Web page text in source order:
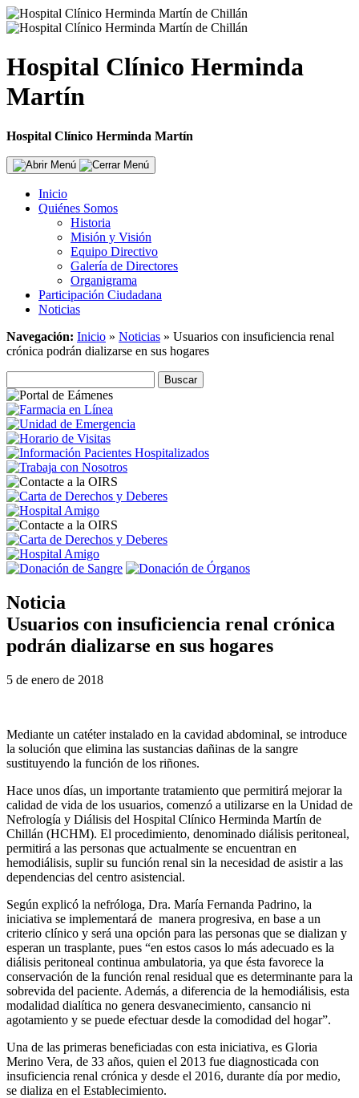
Hospital Clínico Herminda
Martín
Hospital Clínico Herminda Martín
Inicio
Quiénes Somos
Historia
Misión y Visión
Equipo Directivo
Galería de Directores
Organigrama
Participación Ciudadana
Noticias
Navegación: Inicio » Noticias » Usuarios con insuficiencia renal
crónica podrán dializarse en sus hogares
Noticia
Usuarios con insuficiencia renal crónica
podrán dializarse en sus hogares
5 de enero de 2018
Mediante un catéter instalado en la cavidad abdominal, se introduce
la solución que elimina las sustancias dañinas de la sangre
sustituyendo la función de los riñones.
Hace unos días, un importante tratamiento que permitirá mejorar la
calidad de vida de los usuarios, comenzó a utilizarse en la Unidad de
Nefrología y Diálisis del Hospital Clínico Herminda Martín de
Chillán (HCHM). El procedimiento, denominado diálisis peritoneal,
permitirá a las personas que actualmente se encuentran en
hemodiálisis, suplir su función renal sin la necesidad de asistir a las
dependencias del centro asistencial.
Según explicó la nefróloga, Dra. María Fernanda Padrino, la
iniciativa se implementará de manera progresiva, en base a un
criterio clínico y será una opción para las personas que se dializan y
esperan un trasplante, pues “en estos casos lo más adecuado es la
diálisis peritoneal continua ambulatoria, ya que ésta favorece la
conservación de la función renal residual que es determinante para la
sobrevida del paciente. Además, a diferencia de la hemodiálisis, esta
modalidad dialítica no genera desvanecimiento, cansancio ni
agotamiento y se puede efectuar desde la comodidad del hogar”.
Una de las primeras beneficiadas con esta iniciativa, es Gloria
Merino Vera, de 33 años, quien el 2013 fue diagnosticada con
insuficiencia renal crónica y desde el 2016, durante día por medio,
se dializa en el Establecimiento.